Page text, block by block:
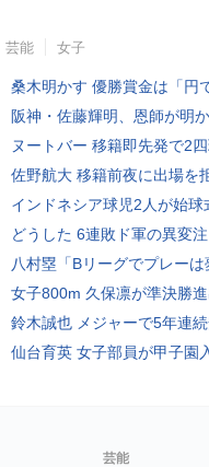
芸能 女子
桑木明かす 優勝賞金は「円
阪神・佐藤輝明、恩師が明かす「バント拒否でホームラン
ヌートバー 移籍即先発で2
佐野航大 移籍前夜に出場を
インドネシア球児2人が始球
どうした 6連敗ド軍の異変注
八村塁「Bリーグでプレーは
女子800m 久保凛が準決勝進
鈴木誠也 メジャーで5年連
仙台育英 女子部員が甲子園
芸能